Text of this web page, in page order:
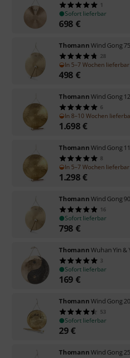
1
Sofort lieferbar
698 €
ThomannWind Gong 75
28
In 5–7 Wochen lieferbar
498 €
ThomannWind Gong
6
In 8–10 Wochen
1.698€
ThomannWind Gong
8
In 5–7 Wochen lieferbar
1.298€
ThomannWind Gong 90
16
Sofort lieferbar
798 €
ThomannWuhan Yin &
3
Sofort lieferbar
169 €
ThomannWind Gong 20
53
Sofort lieferbar
29€
ThomannWind Gong 25